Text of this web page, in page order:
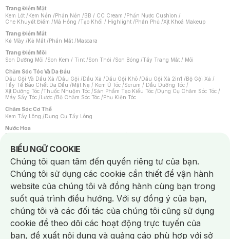
Trang Điểm Mặt
Kem Lót /Kem Nền /Phấn Nền /BB / CC Cream /Phấn Nước Cushion /
Che Khuyết Điểm /Má Hồng /Tạo Khối / Highlight /Phấn Phủ /Xịt Khoá Makeup
Trang Điểm Mắt
Kẻ Mày /Kẻ Mắt /Phấn Mắt /Mascara
Trang Điểm Môi
Son Dưỡng Môi /Son Kem / Tint /Son Thỏi /Son Bóng /Tẩy Trang Mắt / Môi
Chăm Sóc Tóc Và Da Đầu
Dầu Gội Và Dầu Xả /Dầu Gội /Dầu Xả /Dầu Gội Khô /Dầu Gội Xả 2in1 /Bộ Gội Xả /
Tẩy Tế Bào Chết Da Đầu /Mặt Nạ / Kem Ủ Tóc /Serum / Dầu Dưỡng Tóc /
Xịt Dưỡng Tóc /Thuốc Nhuộm Tóc /Sản Phẩm Tạo Kiểu Tóc /Dụng Cụ Chăm Sóc Tóc /
Máy Sấy Tóc /Lược /Bộ Chăm Sóc Tóc /Phụ Kiện Tóc
Chăm Sóc Cơ Thể
Kem Tẩy Lông /Dụng Cụ Tẩy Lông
Nước Hoa
Nước Hoa Nữ
Chăm Sóc Cá Nhân
Chống Muỗi /Khẩu Trang /Máy Massage/Mặt Nạ Xông Hơi /Nước Rửa Tay/
Sản Phẩm Chăm Sóc Khác /Bàn Chải Đánh Răng /Bàn Chải Điện/
Hỗ Trợ Trắng Răng/Kem Đánh Răng /Máy Tăm Nước/ Nước Súc Miệng/
Tăm / Chỉ Nha Khoa/ Xịt Thơm Miệng / Dung Dịch Vệ Sinh/Dưỡng Vùng Kín/
Khăn Ướt Vệ Sinh Vùng Kín/Băng Vệ Sinh/Tampon/Bọt Cạo Râu /Dao Cạo Râu/
Máy Cạo Râu
Vấn Đề Về Da
Da Dầu / Lỗ Chân Lông To/ Da Khô / Mất Nước/ Da Lão Hóa/ Da Mụn/
Da Nhạy Cảm / Kích Ứng
Da Xỉn Màu Thâm / Nám / Tàn Nhang
Quầng Thâm & Bọng Mắt /Sẹo /Viêm Da Cơ Địa
Dụng Cụ / Phụ Kiện Chăm Sóc Da
BIỂU NGỮ COOKIE
Notice about cookies usage
Chúng tôi quan tâm đến quyền riêng tư của bạn.
Chúng tôi sử dụng các cookie cần thiết để vận hành
website của chúng tôi và đồng hành cùng bạn trong
suốt quá trình điều hướng. Với sự đồng ý của bạn,
chúng tôi và các đối tác của chúng tôi cũng sử dụng
cookie để theo dõi các hoạt động trực tuyến của
bạn, đề xuất nội dung và quảng cáo phù hợp với sở